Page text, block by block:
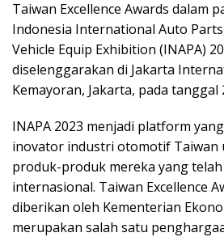
Taiwan Excellence Awards dalam
Indonesia International Auto
Vehicle Equip Exhibition (INAPA)
diselenggarakan di Jakarta
Kemayoran, Jakarta, pada tanggal
INAPA 2023 menjadi platform
inovator industri otomotif Taiwan
produk-produk mereka yang telah
internasional. Taiwan Excellence
diberikan oleh Kementerian
merupakan salah satu